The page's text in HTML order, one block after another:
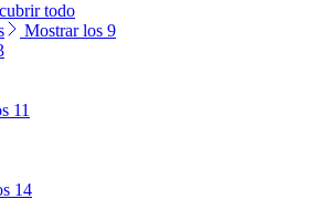
todo
Mostrar los 9
11
14